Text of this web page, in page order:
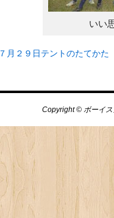
いい
７月２９日テントのたてかた
Copyright © ボーイ